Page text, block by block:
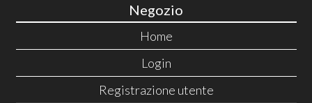
Negozio
Home
Login
Registrazione utente